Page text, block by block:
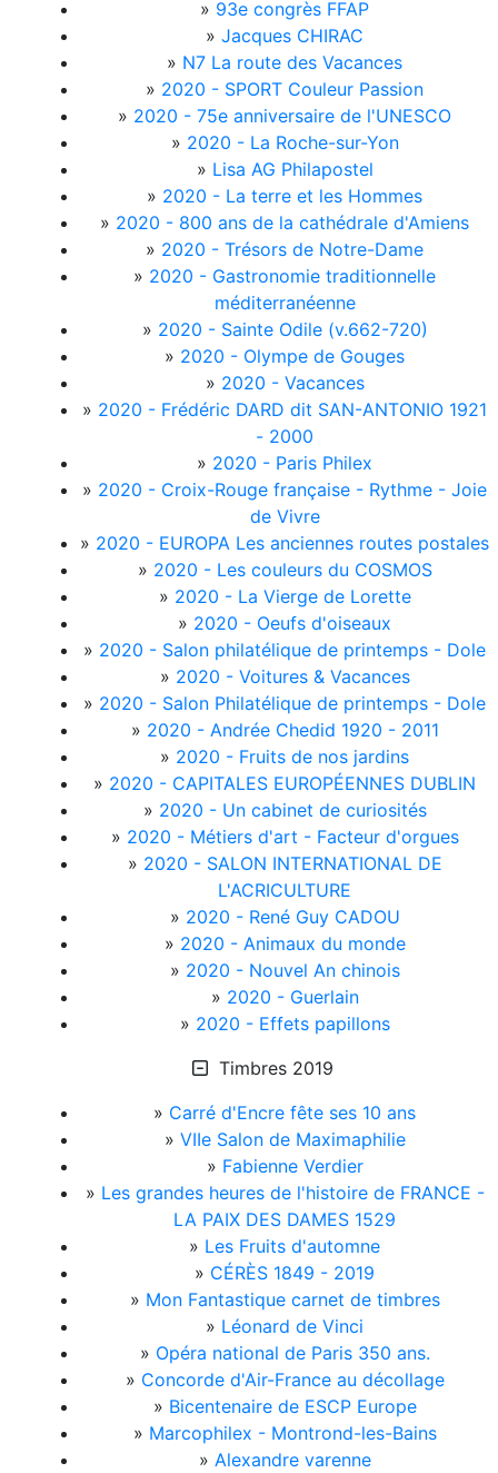
» 93e congrès FFAP
» Jacques CHIRAC
» N7 La route des Vacances
» 2020 - SPORT Couleur Passion
» 2020 - 75e anniversaire de l'UNESCO
» 2020 - La Roche-sur-Yon
» Lisa AG Philapostel
» 2020 - La terre et les Hommes
» 2020 - 800 ans de la cathédrale d'Amiens
» 2020 - Trésors de Notre-Dame
» 2020 - Gastronomie traditionnelle
méditerranéenne
» 2020 - Sainte Odile (v.662-720)
» 2020 - Olympe de Gouges
» 2020 - Vacances
» 2020 - Frédéric DARD dit SAN-ANTONIO 1921
- 2000
» 2020 - Paris Philex
» 2020 - Croix-Rouge française - Rythme - Joie
de Vivre
» 2020 - EUROPA Les anciennes routes postales
» 2020 - Les couleurs du COSMOS
» 2020 - La Vierge de Lorette
» 2020 - Oeufs d'oiseaux
» 2020 - Salon philatélique de printemps - Dole
» 2020 - Voitures & Vacances
» 2020 - Salon Philatélique de printemps - Dole
» 2020 - Andrée Chedid 1920 - 2011
» 2020 - Fruits de nos jardins
» 2020 - CAPITALES EUROPÉENNES DUBLIN
» 2020 - Un cabinet de curiosités
» 2020 - Métiers d'art - Facteur d'orgues
» 2020 - SALON INTERNATIONAL DE
L'ACRICULTURE
» 2020 - René Guy CADOU
» 2020 - Animaux du monde
» 2020 - Nouvel An chinois
» 2020 - Guerlain
» 2020 - Effets papillons
Timbres 2019
» Carré d'Encre fête ses 10 ans
» VIIe Salon de Maximaphilie
» Fabienne Verdier
» Les grandes heures de l'histoire de FRANCE -
LA PAIX DES DAMES 1529
» Les Fruits d'automne
» CÉRÈS 1849 - 2019
» Mon Fantastique carnet de timbres
» Léonard de Vinci
» Opéra national de Paris 350 ans.
» Concorde d'Air-France au décollage
» Bicentenaire de ESCP Europe
» Marcophilex - Montrond-les-Bains
» Alexandre varenne